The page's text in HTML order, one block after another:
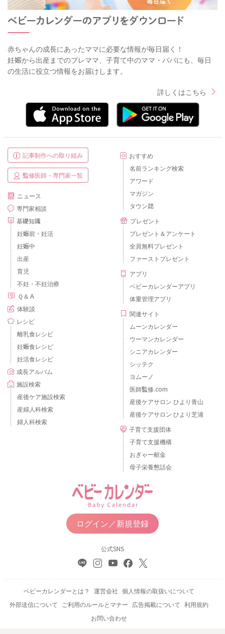
赤ちゃんの成長にあったママに必要な情報が毎日届く！
妊娠から出産までのプレママ、子育て中のママ・パパにも、毎日
の生活に役立つ情報をお届けします。
詳しくはこちら
記事制作への取り組み
監修医師・専門家一覧
ニュース
専門家相談
基礎知識
妊娠前・妊活
妊娠中
出産
育児
不妊・不妊治療
Ｑ＆Ａ
体験談
レシピ
離乳食レシピ
妊娠食レシピ
妊活食レシピ
成長アルバム
施設検索
産後ケア施設検索
産婦人科検索
婦人科検索
おすすめ
名前ランキング検索
アワード
マガジン
タウン誌
プレゼント
プレゼント＆アンケート
全員無料プレゼント
ファーストプレゼント
アプリ
ベビーカレンダーアプリ
体重管理アプリ
関連サイト
ムーンカレンダー
ウーマンカレンダー
シニアカレンダー
シッテク
ヨムーノ
医師監修.com
産後ケアサロン ひより青山
産後ケアサロン ひより芝浦
子育て支援団体
子育て支援機構
おぎゃー献金
母子栄養懇話会
ログイン／新規登録
公式SNS
ベビーカレンダーとは？ 運営会社 個人情報の取扱いについて
外部送信について
ご利用のルールとマナー 広告掲載について 利用規約
お問い合わせ